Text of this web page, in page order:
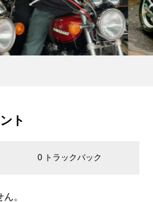
ト
0 トラックバック
。